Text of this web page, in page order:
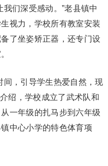
们深受感动。”老县镇中
视力，学校所有教室安装
了坐姿矫正器，还专门设
间，引导学生热爱自然，现
绍，学校成立了武术队和
一年级的扎马步到六年级
中心小学的特色体育项